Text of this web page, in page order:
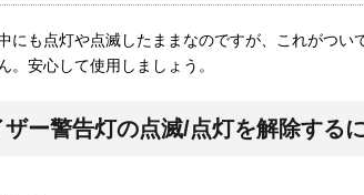
にも点灯や点滅したままなのですが、これがつい
。安心して使用しましょう。
ー警告灯の点滅/点灯を解除する